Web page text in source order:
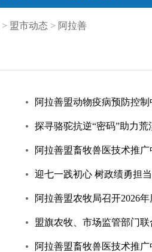
> 盟市动态 > 阿拉善
阿拉善盟动物疫病预防控
探寻骆驼抗逆“密码”助力
阿拉善盟畜牧兽医技术推
迎七一践初心 树政绩勇担
阿拉善盟农牧局召开2026
盟旗农牧、市场监管部门
阿拉善盟畜牧兽医技术推